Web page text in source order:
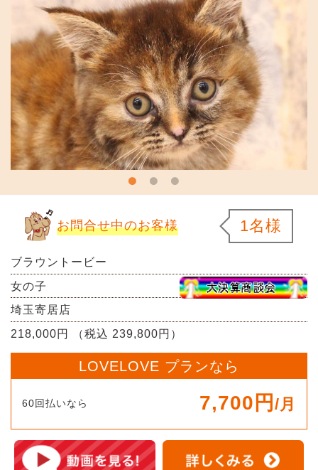
お問合せ中のお客様 1名様
ブラウントービー
女の子
埼玉寄居店
218,000円 （税込 239,800円）
LOVELOVE プランなら
60回払いなら 7,700円 /月